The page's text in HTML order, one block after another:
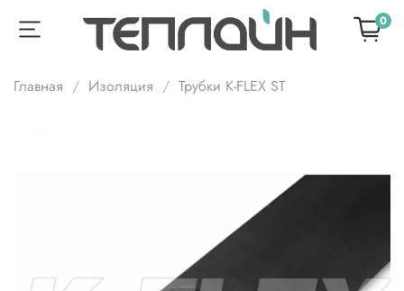
0
Главная Изоляция Трубки K-FLEX ST